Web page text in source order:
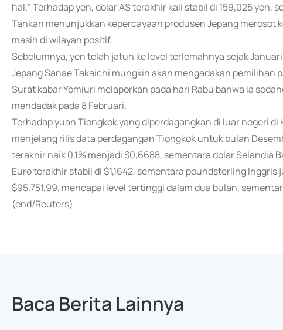
hal." Terhadap yen, dolar AS terakhir kali stabil di 159,025 yen,
Tankan menunjukkan kepercayaan produsen Jepang merosot
masih di wilayah positif.
Sebelumnya, yen telah jatuh ke level terlemahnya sejak
Jepang Sanae Takaichi mungkin akan mengadakan
Surat kabar Yomiuri melaporkan pada hari Rabu bahwa ia
mendadak pada 8 Februari.
Terhadap yuan Tiongkok yang diperdagangkan di luar negeri
menjelang rilis data perdagangan Tiongkok untuk bulan
terakhir naik 0,1% menjadi $0,6688, sementara dolar Selandia
Euro terakhir stabil di $1,1642, sementara poundsterling Inggris
$95.751,99, mencapai level tertinggi dalam dua bulan,
(end/Reuters)
Baca Berita Lainnya